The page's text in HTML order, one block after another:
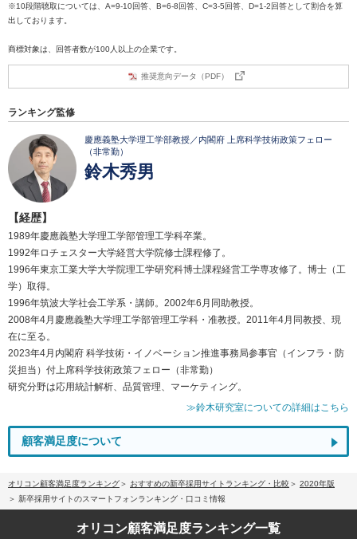
※10段階聴取については、A=9-10回答、B=6-8回答、C=3-5回答、D=1-2回答として割合を算
出しております。
商標対象は、回答者数が100人以上の企業です。
推奨意向データ（PDF）
ランキング監修
慶應義塾大学理工学部教授／内閣府 上席科学技術政策フェロー
（非常勤）
鈴木秀男
【経歴】
1989年慶應義塾大学理工学部管理工学科卒業。
1992年ロチェスター大学経営大学院修士課程修了。
1996年東京工業大学大学院理工学研究科博士課程経営工学専攻修了。博士（工
学）取得。
1996年筑波大学社会工学系・講師。2002年6月同助教授。
2008年4月慶應義塾大学理工学部管理工学科・准教授。2011年4月同教授、現
在に至る。
2023年4月内閣府 科学技術・イノベーション推進事務局参事官（インフラ・防
災担当）付上席科学技術政策フェロー（非常勤）
研究分野は応用統計解析、品質管理、マーケティング。
≫鈴木研究室についての詳細はこちら
顧客満足度について
オリコン顧客満足度ランキング おすすめの新卒採用サイトランキング・比較
2020年版
新卒採用サイトのスマートフォンランキング・口コミ情報
オリコン顧客満足度ランキング一覧